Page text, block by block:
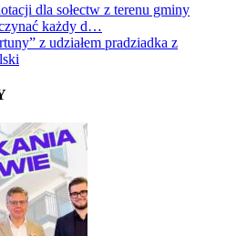
dla sołectw z terenu gminy
każdy d…
z udziałem pradziadka z